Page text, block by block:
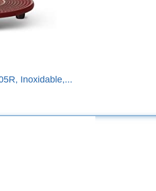
Inoxidable,...